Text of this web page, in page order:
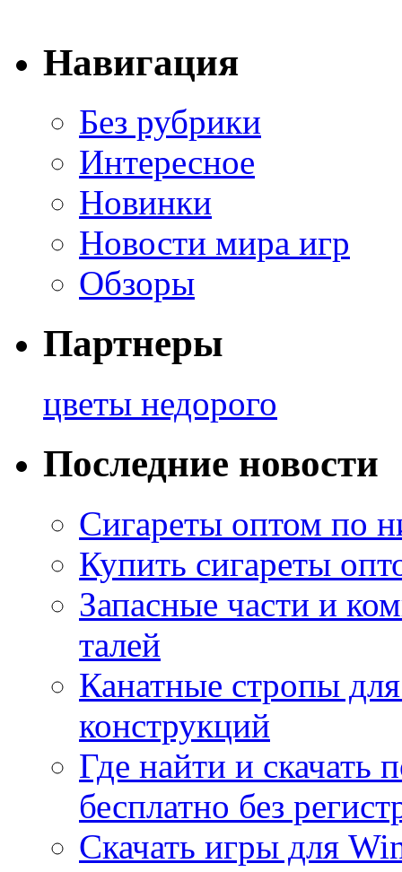
Навигация
Без рубрики
Интересное
Новинки
Новости мира игр
Обзоры
Партнеры
цветы недорого
Последние новости
Сигареты оптом по
Купить сигареты
Запасные части и
талей
Канатные стропы
конструкций
Где найти и
бесплатно без
Скачать игры для